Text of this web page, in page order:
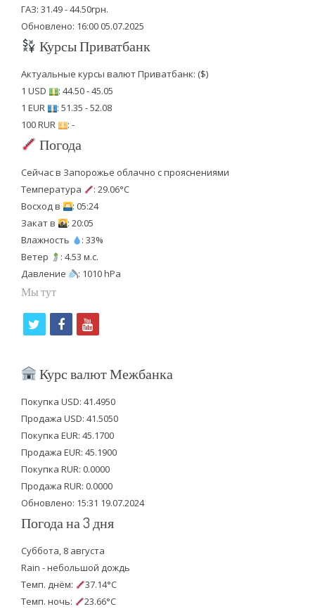
ГАЗ: 31.49 - 44.50грн.
Обновлено: 16:00 05.07.2025
Курсы Приватбанк
Актуальные курсы валют Приватбанк: ($)
1 USD
: 44.50 - 45.05
1 EUR
: 51.35 - 52.08
100 RUR
: -
Погода
Сейчас в Запорожье облачно с прояснениями
Температура
: 29.06°C
Восход в
: 05:24
Закат в
: 20:05
Влажность
: 33%
Ветер
: 4.53 м.с.
Давление
: 1010 hPa
Мы тут
i
t
e
r
f
c
b
o
o
k
y
u
u
b
e
Курс валют Межбанка
Покупка USD: 41.4950
Продажа USD: 41.5050
Покупка EUR: 45.1700
Продажа EUR: 45.1900
Покупка RUR: 0.0000
Продажа RUR: 0.0000
Обновлено: 15:31 19.07.2024
Погода на 3 дня
Суббота, 8 августа
Rain - небольшой дождь
Темп. днём:
37.14°C
Темп. ночь:
23.66°C